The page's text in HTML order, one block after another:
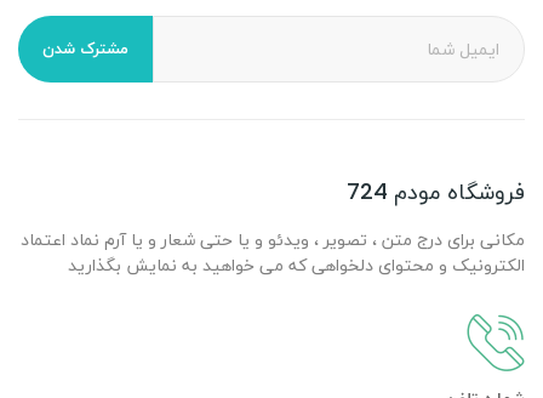
مشترک شدن
فروشگاه مودم 724
مکانی برای درج متن ، تصویر ، ویدئو و یا حتی شعار و یا آرم نماد اعتماد
الکترونیک و محتوای دلخواهی که می خواهید به نمایش بگذارید